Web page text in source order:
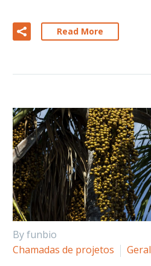
Read More
By funbio
Chamadas de projetos
Geral